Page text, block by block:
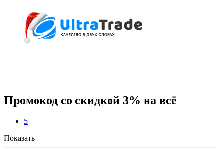
Промокод со скидкой 3% на всё
5
Показать